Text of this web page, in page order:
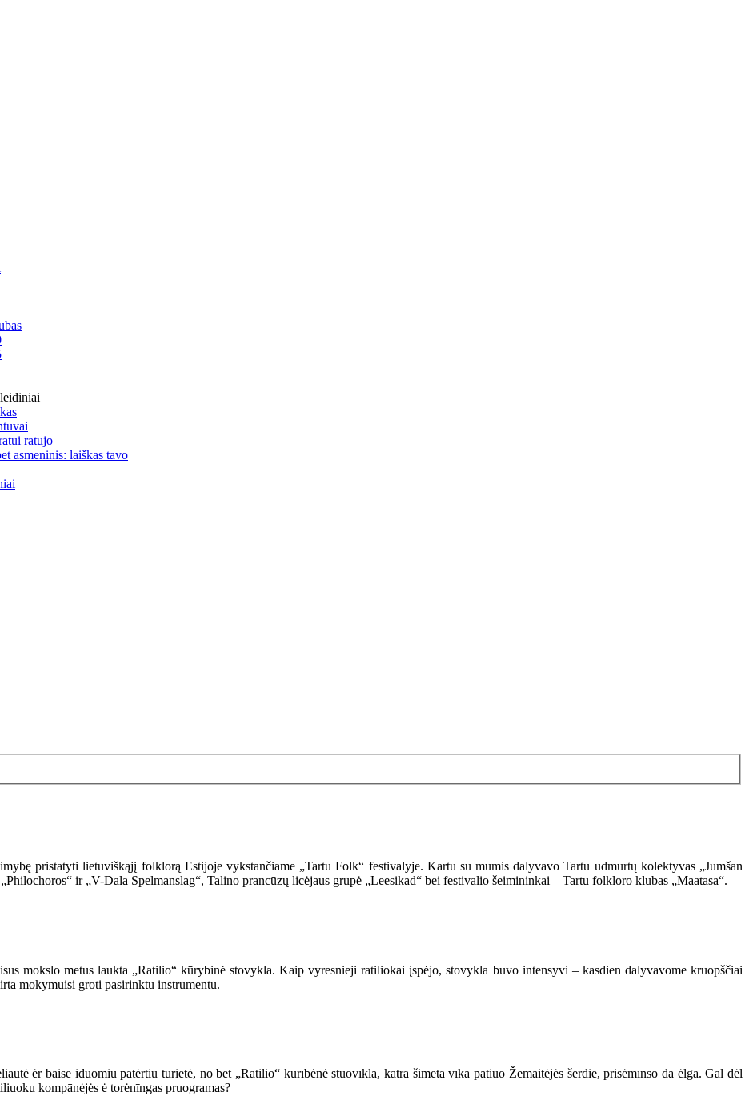
ratujo
asmeninis: laiškas tavo
pristatyti lietuviškąjį folklorą Estijoje vykstančiame „Tartu Folk“ festivalyje. Kartu su mumis dalyvavo Tartu udmurtų kolektyvas „Jumšan
ir „V-Dala Spelmanslag“, Talino prancūzų licėjaus grupė „Leesikad“ bei festivalio šeimininkai – Tartu folkloro klubas „Maatasa“.
mokslo metus laukta „Ratilio“ kūrybinė stovykla. Kaip vyresnieji ratiliokai įspėjo, stovykla buvo intensyvi – kasdien dalyvavome kruopščiai
mokymuisi groti pasirinktu instrumentu.
ėr baisē iduomiu patėrtiu turietė, no bet „Ratilio“ kūrībėnė stuovīkla, katra šimēta vīka patiuo Žemaitėjės šerdie, prisėmīnso da ėlga. Gal dėl
kompānėjės ė torėnīngas pruogramas?